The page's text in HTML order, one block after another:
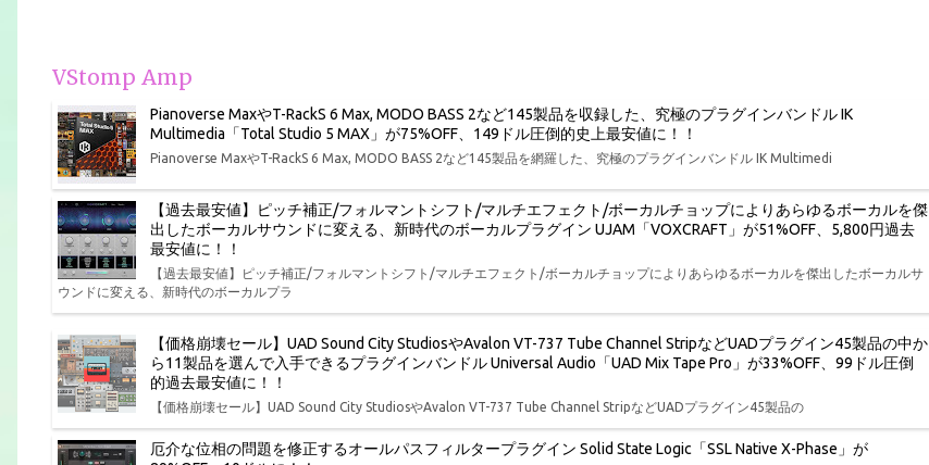
VStomp Amp
Pianoverse MaxやT-RackS 6 Max, MODO BASS 2など145製品を収録した、究極のプラグインバンドル IK
Multimedia「Total Studio 5 MAX」が75%OFF、149ドル圧倒的史上最安値に！！
Pianoverse MaxやT-RackS 6 Max, MODO BASS 2など145製品を網羅した、究極のプラグインバンドル IK Multimedi
【過去最安値】ピッチ補正/フォルマントシフト/マルチエフェクト/ボーカルチョップによりあらゆるボーカルを傑
出したボーカルサウンドに変える、新時代のボーカルプラグイン UJAM「VOXCRAFT」が51%OFF、5,800円過去
最安値に！！
【過去最安値】ピッチ補正/フォルマントシフト/マルチエフェクト/ボーカルチョップによりあらゆるボーカルを傑出したボーカルサ
ウンドに変える、新時代のボーカルプラ
【価格崩壊セール】UAD Sound City StudiosやAvalon VT-737 Tube Channel StripなどUADプラグイン45製品の中か
ら11製品を選んで入手できるプラグインバンドル Universal Audio「UAD Mix Tape Pro」が33%OFF、99ドル圧倒
的過去最安値に！！
【価格崩壊セール】UAD Sound City StudiosやAvalon VT-737 Tube Channel StripなどUADプラグイン45製品の
厄介な位相の問題を修正するオールパスフィルタープラグイン Solid State Logic「SSL Native X-Phase」が